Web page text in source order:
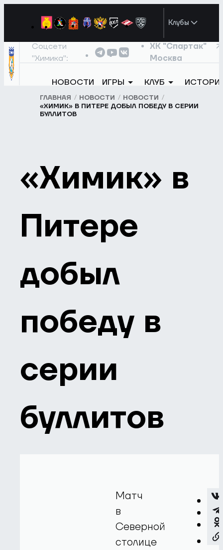
Клубы
Соцсети
"Химика":
ХК "Спартак"
Москва
НОВОСТИ ИГРЫ КЛУБ
ГЛАВНАЯ НОВОСТИ
НОВОСТИ
«ХИМИК» В ПИТЕРЕ ДОБЫЛ ПОБЕДУ В СЕРИИ
БУЛЛИТОВ
«Химик» в
Питере
добыл
победу в
серии
буллитов
Матч
в
Северной
столице